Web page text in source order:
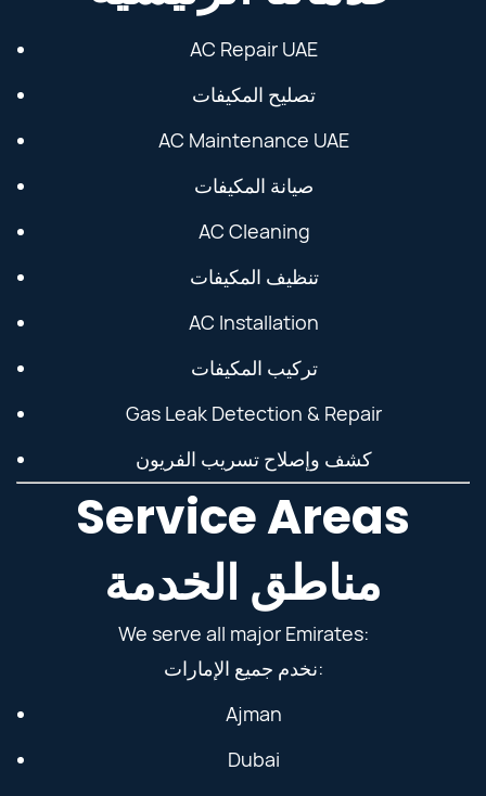
AC Repair UAE
تصليح المكيفات
AC Maintenance UAE
صيانة المكيفات
AC Cleaning
تنظيف المكيفات
AC Installation
تركيب المكيفات
Gas Leak Detection & Repair
كشف وإصلاح تسريب الفريون
Service Areas
مناطق الخدمة
We serve all major Emirates:
نخدم جميع الإمارات:
Ajman
Dubai